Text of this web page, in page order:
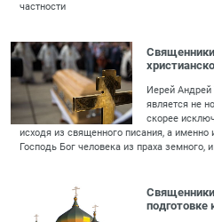
частности
Иерей Андрей
является не
скорее
исходя из священного писания, а
Господь Бог человека из праха земного,